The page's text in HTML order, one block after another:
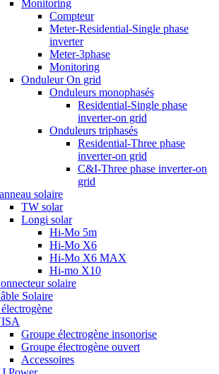
Monitoring
Compteur
Meter-Residential-Single phase
inverter
Meter-3phase
Monitoring
Onduleur On grid
Onduleurs monophasés
Residential-Single phase
inverter-on grid
Onduleurs triphasés
Residential-Three phase
inverter-on grid
C&I-Three phase inverter-on
grid
solaire
TW solar
Longi solar
Hi-Mo 5m
Hi-Mo X6
Hi-Mo X6 MAX
Hi-mo X10
solaire
Solaire
Groupe électrogène insonorise
Groupe électrogène ouvert
Accessoires